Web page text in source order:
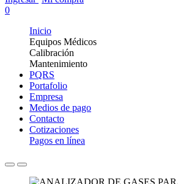
0
Inicio
Equipos Médicos
Calibración
Mantenimiento
PQRS
Portafolio
Empresa
Medios de pago
Contacto
Cotizaciones
Pagos en línea